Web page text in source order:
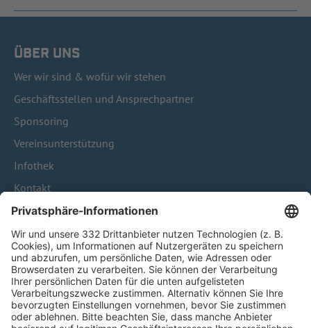
ÜBER UNS
Wer wir sind & wofür wir stehen
Geschäftsstellen und Ansprechpartner
Sponsoring
Vereinsunterstützung
Infothek
Kontakt
HÄUFIG BESUCHTE SEITEN
Pässe und Vereinswechsel
Trainerausbildung
Schulungsangebot Vereinsmitarbeiter
BFV-Geschäftsstellen